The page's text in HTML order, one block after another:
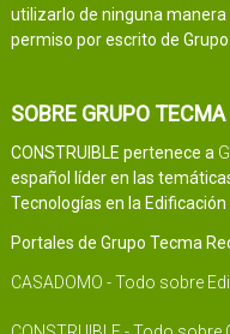
utilizarlo de ninguna
permiso por escrito de Grupo
SOBRE GRUPO TECMA
CONSTRUIBLE pertenece a
español líder en las
Tecnologías en la Edificación
Portales de Grupo Tecma
CASADOMO - Todo sobre